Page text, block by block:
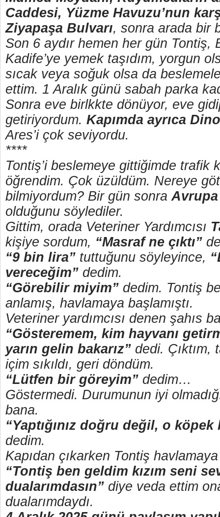
Caddesi, Yüzme Havuzu’nun
Ziyapaşa Bulvarı, sonra arada bir
Son 6 aydır hemen her gün Tontiş,
Kadife’ye yemek taşıdım, yorgun
sıcak veya soğuk olsa da
ettim. 1 Aralık günü sabah parka
Sonra eve birlkkte dönüyor, eve
getiriyordum. Kapımda ayrıca
Ares’i çok seviyordu.
****
Tontiş’i beslemeye gittiğimde trafik
öğrendim. Çok üzüldüm. Nereye
bilmiyordum? Bir gün sonra
olduğunu söylediler.
Gittim, orada Veteriner Yardımcısı
kişiye sordum, “Masraf ne çıktı”
“9 bin lira” tuttuğunu söyleyince,
vereceğim” dedim.
“Görebilir miyim” dedim. Tontiş
anlamış, havlamaya başlamıştı.
Veteriner yardımcısı denen şahıs
“Gösteremem, kim hayvanı
yarın gelin bakarız” dedi. Çıktım,
içim sıkıldı, geri döndüm.
“Lütfen bir göreyim” dedim…
Göstermedi. Durumunun iyi
bana.
“Yaptığınız doğru değil, o
dedim.
Kapıdan çıkarken Tontiş
“Tontiş ben geldim kızım seni
dualarımdasın” diye veda ettim
dualarımdaydı.